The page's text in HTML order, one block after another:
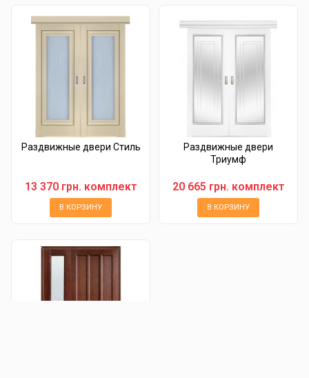
Раздвижные двери Стиль
13 370 грн. комплект
В КОРЗИНУ
Раздвижные двери
Триумф
20 665 грн. комплект
В КОРЗИНУ